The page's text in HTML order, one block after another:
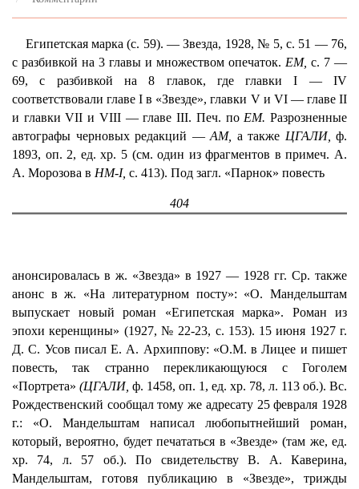
Египетская марка (с. 59). — Звезда, 1928, № 5, с. 51 — 76,
с разбивкой на 3 главы и множеством опечаток. ЕМ, с. 7 —
69, с разбивкой на 8 главок, где главки I — IV
соответствовали главе I в «Звезде», главки V и VI — главе II
и главки VII и VIII — главе III. Печ. по ЕМ.Разрозненные
автографы черновых редакций — AM, а также ЦГАЛИ, ф.
1893, оп. 2, ед. хр. 5 (см. один из фрагментов в примеч. А.
А. Морозова в HM-I, с. 413). Под загл. «Парнок» повесть
404
анонсировалась в ж. «Звезда» в 1927 — 1928 гг. Ср. также
анонс в ж. «На литературном посту»: «О. Мандельштам
выпускает новый роман «Египетская марка». Роман из
эпохи керенщины» (1927, № 22-23, с. 153). 15 июня 1927 г.
Д. С. Усов писал Е. А. Архиппову: «О.М. в Лицее и пишет
повесть, так странно перекликающуюся с Гоголем
«Портрета» (ЦГАЛИ, ф. 1458, оп. 1, ед. хр. 78, л. 113 об.). Вс.
Рождественский сообщал тому же адресату 25 февраля 1928
г.: «О. Мандельштам написал любопытнейший роман,
который, вероятно, будет печататься в «Звезде» (там же, ед.
хр. 74, л. 57 об.). По свидетельству В. А. Каверина,
Мандельштам, готовя публикацию в «Звезде», трижды